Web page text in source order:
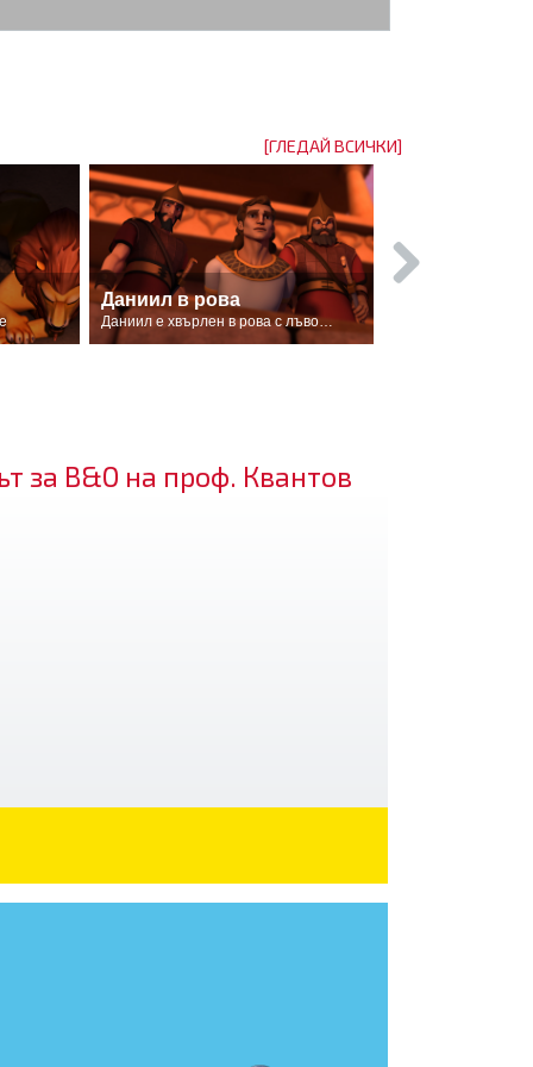
[ГЛЕДАЙ ВСИЧКИ]
Даниил в рова
Даниил е хвърлен в рова с лъвовете
за В&О на проф. Квантов